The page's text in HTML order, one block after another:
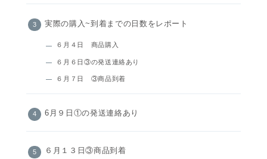
実際の購入~到着までの日数をレポート
６月４日 商品購入
６月６日③の発送連絡あり
６月７日 ③商品到着
6月９日①の発送連絡あり
６月１３日③商品到着